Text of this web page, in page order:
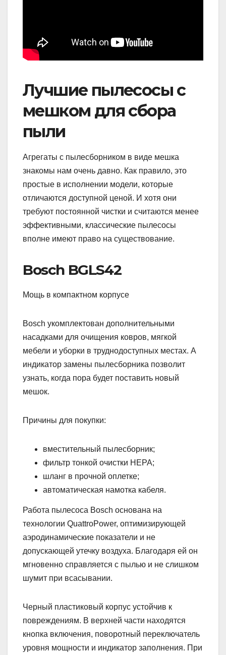
Лучшие пылесосы с
мешком для сбора
пыли
Агрегаты с пылесборником в виде мешка
знакомы нам очень давно. Как правило, это
простые в исполнении модели, которые
отличаются доступной ценой. И хотя они
требуют постоянной чистки и считаются менее
эффективными, классические пылесосы
вполне имеют право на существование.
Bosch BGLS42
Мощь в компактном корпусе
Bosch укомплектован дополнительными
насадками для очищения ковров, мягкой
мебели и уборки в труднодоступных местах. А
индикатор замены пылесборника позволит
узнать, когда пора будет поставить новый
мешок.
Причины для покупки:
вместительный пылесборник;
фильтр тонкой очистки HEPA;
шланг в прочной оплетке;
автоматическая намотка кабеля.
Работа пылесоса Bosch основана на
технологии QuattroPower, оптимизирующей
аэродинамические показатели и не
допускающей утечку воздуха. Благодаря ей он
мгновенно справляется с пылью и не слишком
шумит при всасывании.
Черный пластиковый корпус устойчив к
повреждениям. В верхней части находятся
кнопка включения, поворотный переключатель
уровня мощности и индикатор заполнения. При